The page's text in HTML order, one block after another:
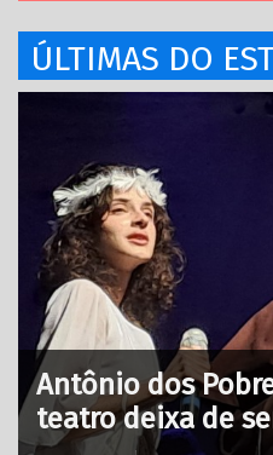
ÚLTIMAS DO
Antônio dos
teatro deixa de